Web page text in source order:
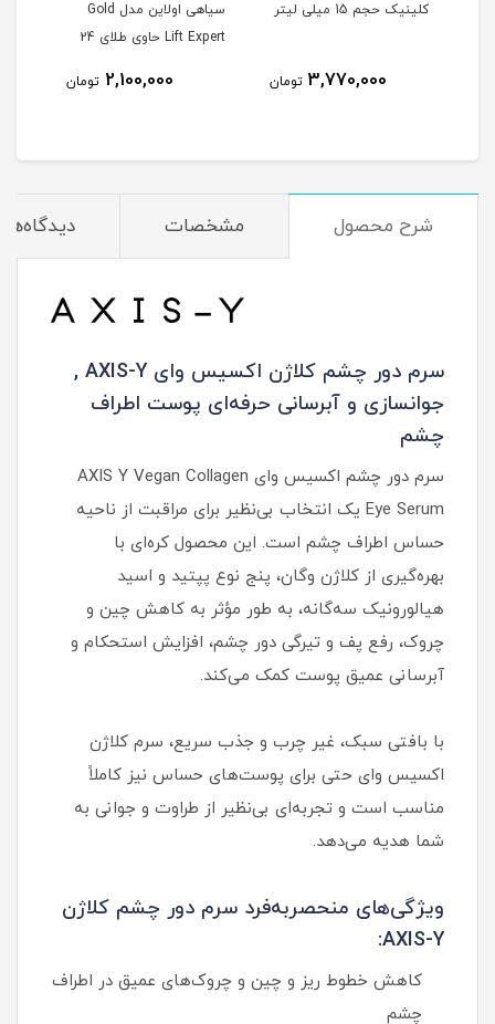
کلینیک حجم 15 میلی لیتر
3,770,000 تومان
سیاهی اولاین مدل Gold
Lift Expert حاوی طلای 24
2,100,000 تومان
شرح محصول مشخصات دیدگاه‌ها
سرم دور چشم کلاژن اکسیس وای AXIS-Y ,
جوانسازی و آبرسانی حرفه‌ای پوست اطراف
چشم
سرم دور چشم اکسیس وای AXIS Y Vegan Collagen
Eye Serum یک انتخاب بی‌نظیر برای مراقبت از ناحیه
حساس اطراف چشم است. این محصول کره‌ای با
بهره‌گیری از کلاژن وگان، پنج نوع پپتید و اسید
هیالورونیک سه‌گانه، به طور مؤثر به کاهش چین و
چروک، رفع پف و تیرگی دور چشم، افزایش استحکام و
آبرسانی عمیق پوست کمک می‌کند.
با بافتی سبک، غیر چرب و جذب سریع، سرم کلاژن
اکسیس وای حتی برای پوست‌های حساس نیز کاملاً
مناسب است و تجربه‌ای بی‌نظیر از طراوت و جوانی به
شما هدیه می‌دهد.
ویژگی‌های منحصربه‌فرد سرم دور چشم کلاژن
AXIS-Y:
کاهش خطوط ریز و چین و چروک‌های عمیق در اطراف
چشم